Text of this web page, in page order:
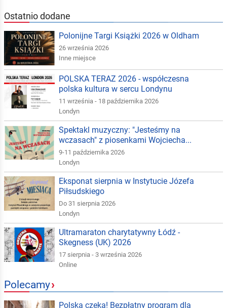
Ostatnio dodane
Polonijne Targi Książki 2026 w Oldham
26 września 2026
Inne miejsce
POLSKA TERAZ 2026 - współczesna
polska kultura w sercu Londynu
11 września - 18 października 2026
Londyn
Spektakl muzyczny: "Jesteśmy na
wczasach" z piosenkami Wojciecha...
9-11 października 2026
Londyn
Eksponat sierpnia w Instytucie Józefa
Piłsudskiego
Do 31 sierpnia 2026
Londyn
Ultramaraton charytatywny Łódź -
Skegness (UK) 2026
17 sierpnia - 3 września 2026
Online
Polecamy›
Polska czeka! Bezpłatny program dla